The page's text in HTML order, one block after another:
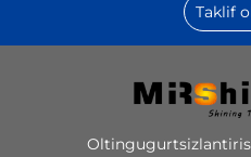
Taklif